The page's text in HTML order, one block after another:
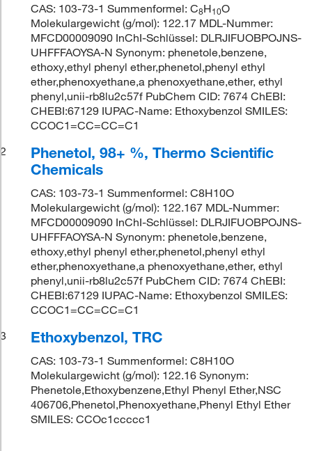
CAS: 103-73-1 Summenformel: C8H10O
Molekulargewicht (g/mol): 122.17 MDL-Nummer:
MFCD00009090 InChI-Schlüssel: DLRJIFUOBPOJNS-
UHFFFAOYSA-N Synonym: phenetole,benzene,
ethoxy,ethyl phenyl ether,phenetol,phenyl ethyl
ether,phenoxyethane,a phenoxyethane,ether, ethyl
phenyl,unii-rb8lu2c57f PubChem CID: 7674 ChEBI:
CHEBI:67129 IUPAC-Name: Ethoxybenzol SMILES:
CCOC1=CC=CC=C1
2
Phenetol, 98+ %, Thermo Scientific
Chemicals
CAS: 103-73-1 Summenformel: C8H10O
Molekulargewicht (g/mol): 122.167 MDL-Nummer:
MFCD00009090 InChI-Schlüssel: DLRJIFUOBPOJNS-
UHFFFAOYSA-N Synonym: phenetole,benzene,
ethoxy,ethyl phenyl ether,phenetol,phenyl ethyl
ether,phenoxyethane,a phenoxyethane,ether, ethyl
phenyl,unii-rb8lu2c57f PubChem CID: 7674 ChEBI:
CHEBI:67129 IUPAC-Name: Ethoxybenzol SMILES:
CCOC1=CC=CC=C1
3
Ethoxybenzol, TRC
CAS: 103-73-1 Summenformel: C8H10O
Molekulargewicht (g/mol): 122.16 Synonym:
Phenetole,Ethoxybenzene,Ethyl Phenyl Ether,NSC
406706,Phenetol,Phenoxyethane,Phenyl Ethyl Ether
SMILES: CCOc1ccccc1